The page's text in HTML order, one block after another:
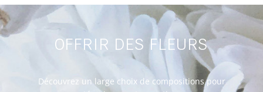
OFFRIR DES FLEURS
Découvrez un large choix de compositions pour